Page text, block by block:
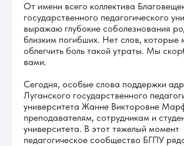
От имени всего коллектива
государственного педагогического
выражаю глубокие соболезнования
близким погибших. Нет слов, которые
облегчить боль такой утраты. Мы
вами.
Сегодня, особые слова поддержки
Луганского государственного
университета Жанне Викторовне
преподавателям, сотрудникам и
университета. В этот тяжелый момент
педагогическое сообщество БГПУ